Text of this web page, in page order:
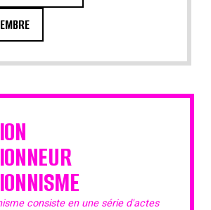
consiste en une série d'actes